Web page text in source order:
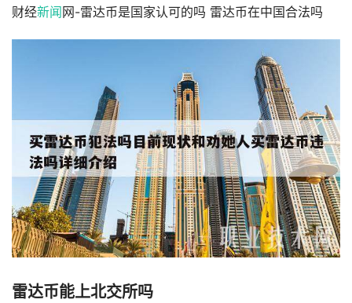
财经新闻 网-雷达币是国家认可的吗 雷达币在中国合法吗
雷达币能上北交所吗